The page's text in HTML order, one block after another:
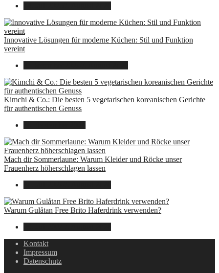
Innovative Lösungen für moderne Küchen: Stil und Funktion
vereint
Kimchi & Co.: Die besten 5 vegetarischen koreanischen Gerichte
für authentischen Genuss
Mach dir Sommerlaune: Warum Kleider und Röcke unser
Frauenherz höherschlagen lassen
Warum Gulåtan Free Brito Haferdrink verwenden?
Kontakt
Impressum
Datenschutz